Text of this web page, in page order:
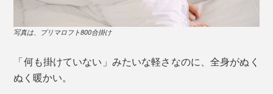
写真は、プリマロフト800合掛け
「何も掛けていない」みたいな軽さなのに、全身がぬく
ぬく暖かい。